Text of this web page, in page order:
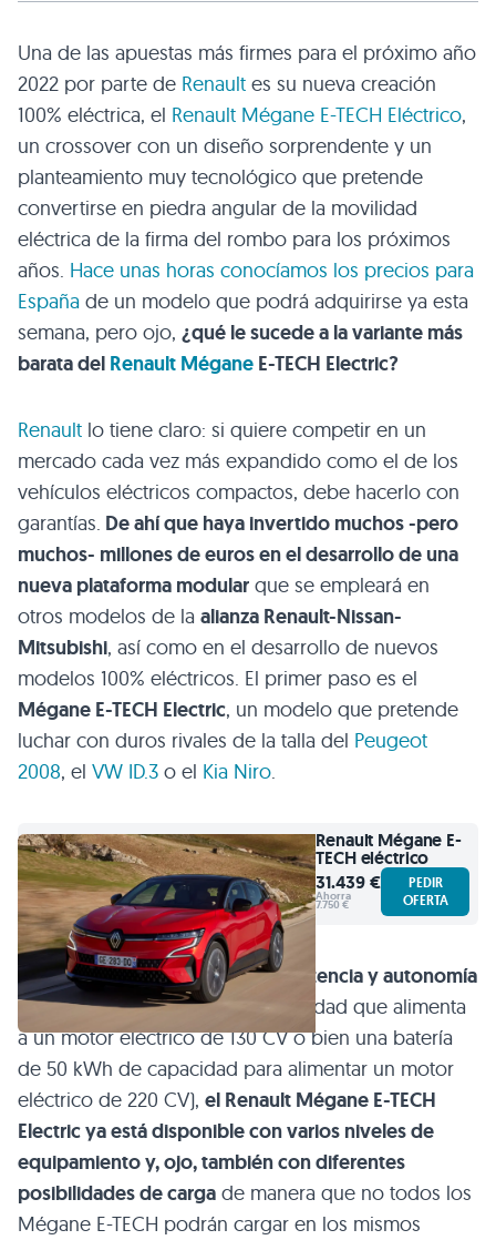
Una de las apuestas más firmes para el próximo año
2022 por parte de Renault es su nueva creación
100% eléctrica, el Renault Mégane E-TECH Eléctrico,
un crossover con un diseño sorprendente y un
planteamiento muy tecnológico que pretende
convertirse en piedra angular de la movilidad
eléctrica de la firma del rombo para los próximos
años. Hace unas horas conocíamos los precios para
España de un modelo que podrá adquirirse ya esta
semana, pero ojo, ¿qué le sucede a la variante más
barata del Renault Mégane E-TECH Electric?
Renault lo tiene claro: si quiere competir en un
mercado cada vez más expandido como el de los
vehículos eléctricos compactos, debe hacerlo con
garantías. De ahí que haya invertido muchos -pero
muchos- millones de euros en el desarrollo de una
nueva plataforma modular que se empleará en
otros modelos de la alianza Renault-Nissan-
Mitsubishi, así como en el desarrollo de nuevos
modelos 100% eléctricos. El primer paso es el
Mégane E-TECH Electric, un modelo que pretende
luchar con duros rivales de la talla del Peugeot
2008, el VW ID.3 o el Kia Niro.
Renault Mégane E-
TECH eléctrico
31.439 €
Ahorra
7.750 €
PEDIR
OFERTA
Disponible con dos niveles de potencia y autonomía
(una batería de 40 kWh de capacidad que alimenta
a un motor eléctrico de 130 CV o bien una batería
de 50 kWh de capacidad para alimentar un motor
eléctrico de 220 CV), el Renault Mégane E-TECH
Electric ya está disponible con varios niveles de
equipamiento y, ojo, también con diferentes
posibilidades de carga de manera que no todos los
Mégane E-TECH podrán cargar en los mismos